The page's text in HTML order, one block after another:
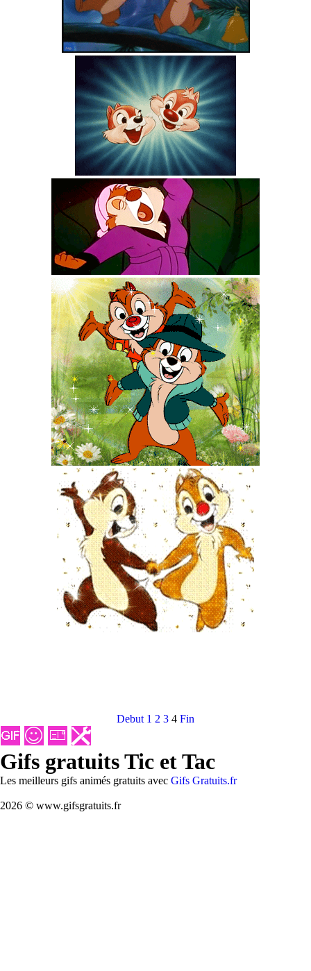
Debut 1 2 3 4 Fin
Gifs gratuits Tic et Tac
Les meilleurs gifs animés gratuits avec Gifs Gratuits.fr
2026 © www.gifsgratuits.fr